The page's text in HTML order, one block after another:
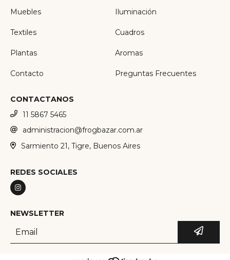
Muebles Iluminación
Textiles Cuadros
Plantas Aromas
Contacto Preguntas Frecuentes
CONTACTANOS
11 5867 5465
administracion@frogbazar.com.ar
Sarmiento 21, Tigre, Buenos Aires
REDES SOCIALES
NEWSLETTER